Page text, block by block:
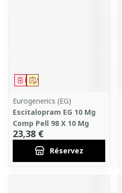
Sur prescription
Médicament
Eurogenerics (EG)
Escitalopram EG 10 Mg
Comp Pell 98 X 10 Mg
23,38 €
Réservez